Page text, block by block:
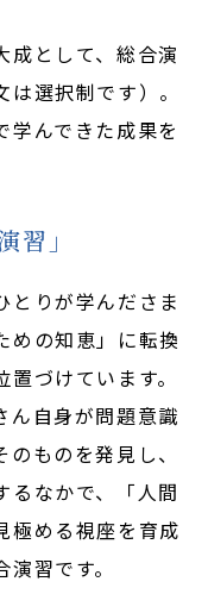
成として、総合演
選択制です）。
学んできた成果を
習」
とりが学んださま
めの知恵」に転換
づけています。
ん自身が問題意識
ものを発見し、
るなかで、「人間
極める視座を育成
習です。